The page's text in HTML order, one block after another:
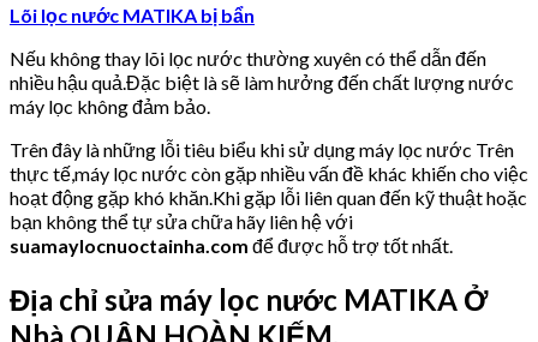
Lõi lọc nước MATIKA bị bẩn
Nếu không thay lõi lọc nước thường xuyên có thể dẫn đến
nhiều hậu quả.Đặc biệt là sẽ làm hưởng đến chất lượng nước
máy lọc không đảm bảo.
Trên đây là những lỗi tiêu biểu khi sử dụng máy lọc nước Trên
thực tế,máy lọc nước còn gặp nhiều vấn đề khác khiến cho việc
hoạt động gặp khó khăn.Khi gặp lỗi liên quan đến kỹ thuật hoặc
bạn không thể tự sửa chữa hãy liên hệ với
suamaylocnuoctainha.com để được hỗ trợ tốt nhất.
Địa chỉ sửa máy lọc nước MATIKA Ở